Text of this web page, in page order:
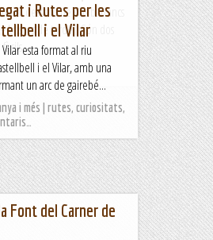
el descens de dos barrancs
de tardor. Són dos
i Rutes per les
i el Vilar
esta format al riu
i el Vilar, amb una
un arc de gairebé...
i més | rutes, curiositats,
Font del Carner de